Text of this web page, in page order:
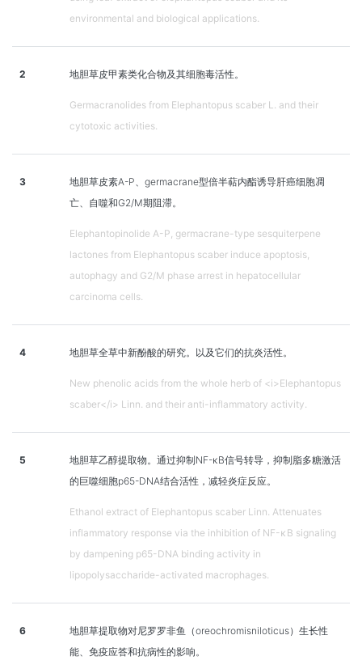
environmental and biological applications.
2 地胆草皮甲素类化合物及其细胞毒活性。
Germacranolides from Elephantopus scaber L. and their
cytotoxic activities.
3
地胆草皮素A-P、germacrane型倍半萜内酯诱导肝癌细胞凋
亡、自噬和G2/M期阻滞。
Elephantopinolide A-P, germacrane-type sesquiterpene
lactones from Elephantopus scaber induce apoptosis,
autophagy and G2/M phase arrest in hepatocellular
carcinoma cells.
4 地胆草全草中新酚酸的研究。以及它们的抗炎活性。
New phenolic acids from the whole herb of <i>Elephantopus
scaber</i> Linn. and their anti-inflammatory activity.
5
地胆草乙醇提取物。通过抑制NF-κB信号转导，抑制脂多糖激活
的巨噬细胞p65-DNA结合活性，减轻炎症反应。
Ethanol extract of Elephantopus scaber Linn. Attenuates
inflammatory response via the inhibition of NF-κB signaling
by dampening p65-DNA binding activity in
lipopolysaccharide-activated macrophages.
6
地胆草提取物对尼罗罗非鱼（oreochromisniloticus）生长性
能、免疫应答和抗病性的影响。